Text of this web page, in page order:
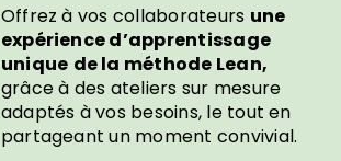
Offrez à vos collaborateurs une
expérience d’apprentissage
unique de la méthode Lean,
grâce à des ateliers sur mesure
adaptés à vos besoins, le tout en
partageant un moment convivial.